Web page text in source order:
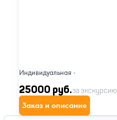
Индивидуальная •
25000 руб.за экскурсию
Заказ и описание